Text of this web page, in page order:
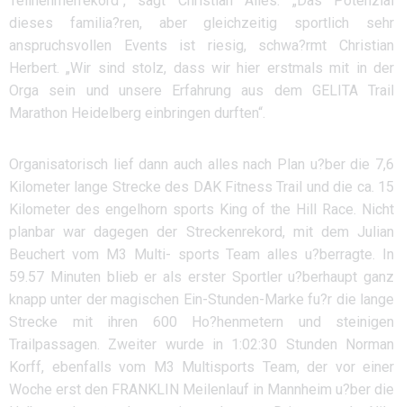
dieses familia?ren, aber gleichzeitig sportlich sehr
anspruchsvollen Events ist riesig, schwa?rmt Christian
Herbert. „Wir sind stolz, dass wir hier erstmals mit in der
Orga sein und unsere Erfahrung aus dem GELITA Trail
Marathon Heidelberg einbringen durften“.
Organisatorisch lief dann auch alles nach Plan u?ber die 7,6
Kilometer lange Strecke des DAK Fitness Trail und die ca. 15
Kilometer des engelhorn sports King of the Hill Race. Nicht
planbar war dagegen der Streckenrekord, mit dem Julian
Beuchert vom M3 Multi- sports Team alles u?berragte. In
59.57 Minuten blieb er als erster Sportler u?berhaupt ganz
knapp unter der magischen Ein-Stunden-Marke fu?r die lange
Strecke mit ihren 600 Ho?henmetern und steinigen
Trailpassagen. Zweiter wurde in 1:02:30 Stunden Norman
Korff, ebenfalls vom M3 Multisports Team, der vor einer
Woche erst den FRANKLIN Meilenlauf in Mannheim u?ber die